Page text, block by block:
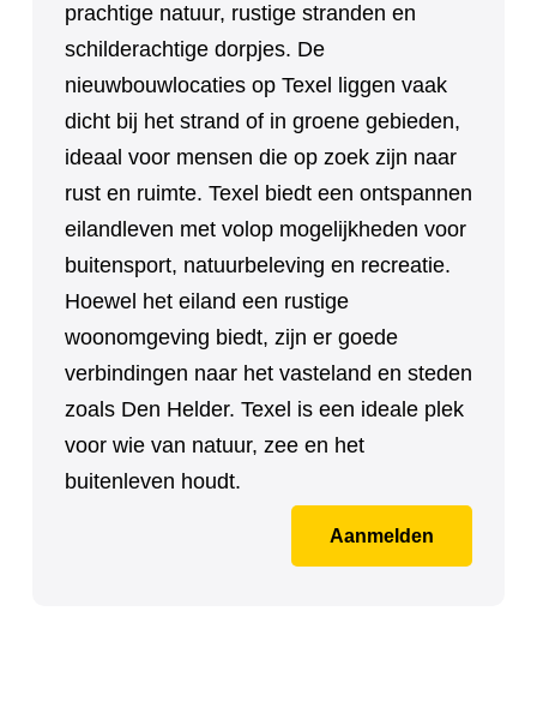
prachtige natuur, rustige stranden en
schilderachtige dorpjes. De
nieuwbouwlocaties op Texel liggen vaak
dicht bij het strand of in groene gebieden,
ideaal voor mensen die op zoek zijn naar
rust en ruimte. Texel biedt een ontspannen
eilandleven met volop mogelijkheden voor
buitensport, natuurbeleving en recreatie.
Hoewel het eiland een rustige
woonomgeving biedt, zijn er goede
verbindingen naar het vasteland en steden
zoals Den Helder. Texel is een ideale plek
voor wie van natuur, zee en het
buitenleven houdt.
Aanmelden